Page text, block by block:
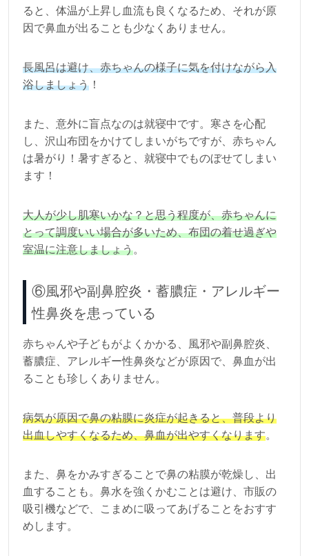
ると、体温が上昇し血流も良くなるため、それが原
因で鼻血が出ることも少なくありません。
長風呂は避け、赤ちゃんの様子に気を付けながら入
浴しましょう ！
また、意外に盲点なのは就寝中です。寒さを心配
し、沢山布団をかけてしまいがちですが、赤ちゃん
は暑がり！暑すぎると、就寝中でものぼせてしまい
ます！
大人が少し肌寒いかな？と思う程度が、赤ちゃんに
とって調度いい場合が多いため、布団の着せ過ぎや
室温に注意しましょう。
⑥風邪や副鼻腔炎・蓄膿症・アレルギー
性鼻炎を患っている
赤ちゃんや子どもがよくかかる、風邪や副鼻腔炎、
蓄膿症、アレルギー性鼻炎などが原因で、鼻血が出
ることも珍しくありません。
病気が原因で鼻の粘膜に炎症が起きると、普段より
出血しやすくなるため、鼻血が出やすくなります。
また、鼻をかみすぎることで鼻の粘膜が乾燥し、出
血することも。鼻水を強くかむことは避け、市販の
吸引機などで、こまめに吸ってあげることをおすす
めします。